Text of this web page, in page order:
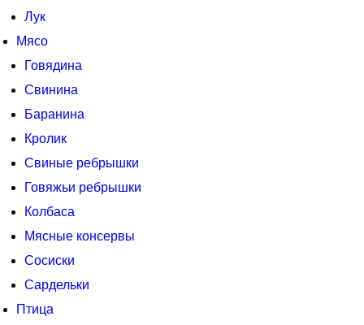
Лук
Мясо
Говядина
Свинина
Баранина
Кролик
Свиные ребрышки
Говяжьи ребрышки
Колбаса
Мясные консервы
Сосиски
Сардельки
Птица